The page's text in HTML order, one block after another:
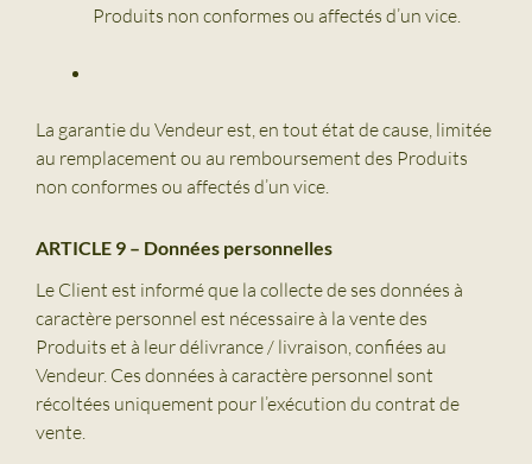
Produits non conformes ou affectés d’un vice.
La garantie du Vendeur est, en tout état de cause, limitée
au remplacement ou au remboursement des Produits
non conformes ou affectés d’un vice.
ARTICLE 9 – Données personnelles
Le Client est informé que la collecte de ses données à
caractère personnel est nécessaire à la vente des
Produits et à leur délivrance / livraison, confiées au
Vendeur. Ces données à caractère personnel sont
récoltées uniquement pour l’exécution du contrat de
vente.